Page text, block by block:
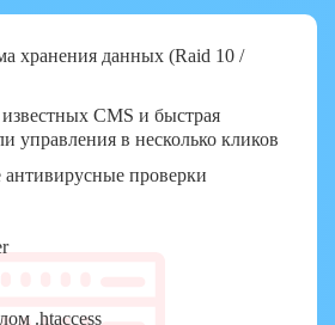
хранения данных (Raid 10 /
CMS и быстрая
управления в несколько кликов
антивирусные проверки
.htaccess